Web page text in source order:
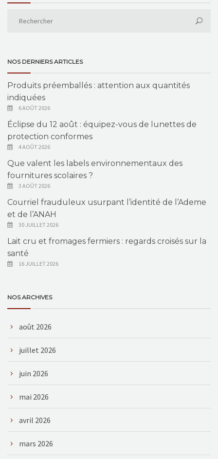
NOS DERNIERS ARTICLES
Produits préemballés : attention aux quantités
indiquées
6 AOÛT 2026
Éclipse du 12 août : équipez-vous de lunettes de
protection conformes
4 AOÛT 2026
Que valent les labels environnementaux des
fournitures scolaires ?
3 AOÛT 2026
Courriel frauduleux usurpant l’identité de l’Ademe
et de l’ANAH
30 JUILLET 2026
Lait cru et fromages fermiers : regards croisés sur la
santé
16 JUILLET 2026
NOS ARCHIVES
août 2026
juillet 2026
juin 2026
mai 2026
avril 2026
mars 2026